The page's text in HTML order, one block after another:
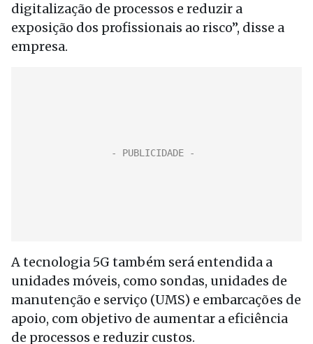
digitalização de processos e reduzir a
exposição dos profissionais ao risco”, disse a
empresa.
A tecnologia 5G também será entendida a
unidades móveis, como sondas, unidades de
manutenção e serviço (UMS) e embarcações de
apoio, com objetivo de aumentar a eficiência
de processos e reduzir custos.